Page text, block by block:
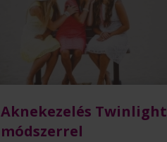
Aknekezelés Twinlight
módszerrel